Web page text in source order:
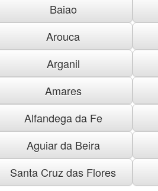
Baiao
Arouca
Arganil
Amares
Alfandega da Fe
Aguiar da Beira
Santa Cruz das Flores